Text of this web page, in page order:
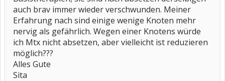
auch brav immer wieder verschwunden. Meiner
Erfahrung nach sind einige wenige Knoten mehr
nervig als gefährlich. Wegen einer Knotens würde
ich Mtx nicht absetzen, aber vielleicht ist reduzieren
möglich???
Alles Gute
Sita